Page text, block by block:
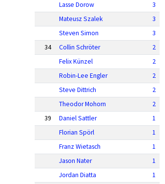
Lasse Dorow
3
Mateusz Szalek
3
Steven Simon
3
34
Collin Schröter
2
Felix Künzel
2
Robin-Lee Engler
2
Steve Dittrich
2
Theodor Mohorn
2
39
Daniel Sattler
1
Florian Spörl
1
Franz Wietasch
1
Jason Nater
1
Jordan Diatta
1